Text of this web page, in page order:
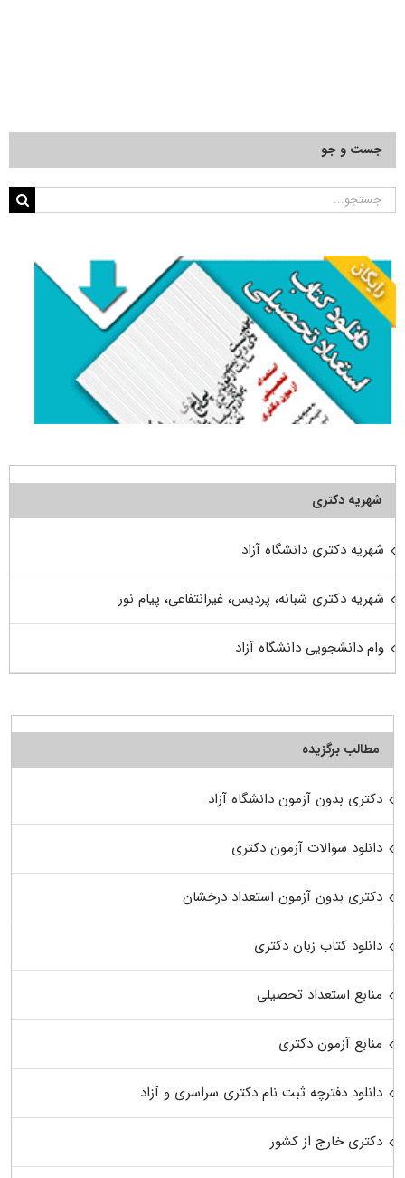
جست و جو
جستجو
شهریه دکتری
شهریه دکتری دانشگاه آزاد
شهریه دکتری شبانه، پردیس، غیرانتفاعی، پیام نور
وام دانشجویی دانشگاه آزاد
مطالب برگزیده
دکتری بدون آزمون دانشگاه آزاد
دانلود سوالات آزمون دکتری
دکتری بدون آزمون استعداد درخشان
دانلود کتاب زبان دکتری
منابع استعداد تحصیلی
منابع آزمون دکتری
دانلود دفترچه ثبت نام دکتری سراسری و آزاد
دکتری خارج از کشور